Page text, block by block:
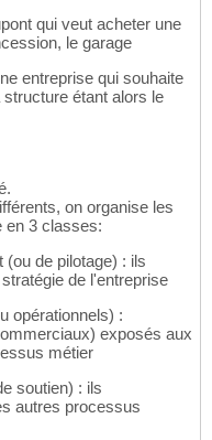
qui veut acheter une
le garage
entreprise qui souhaite
étant alors le
on organise les
en 3 classes:
de pilotage) : ils
de l'entreprise
opérationnels) :
exposés aux
métier
soutien) : ils
autres processus